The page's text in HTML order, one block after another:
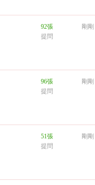
92張
提問
剛剛
96張
提問
剛剛
51張
提問
剛剛